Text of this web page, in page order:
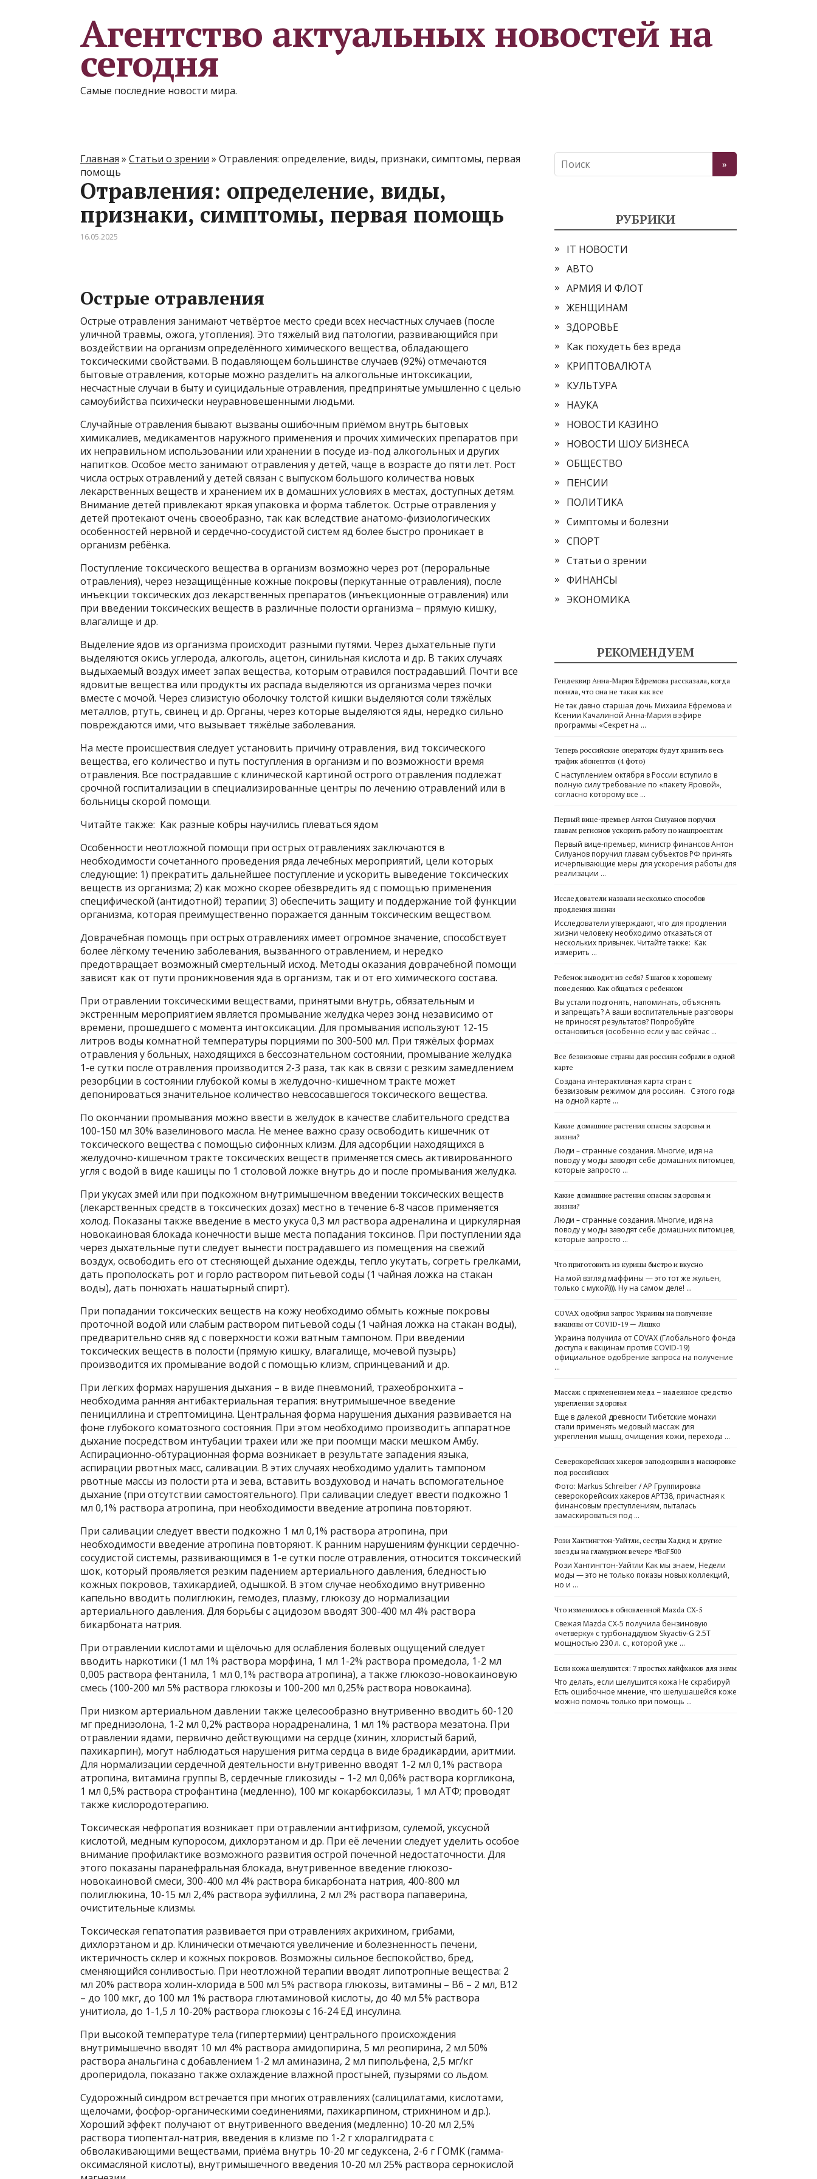
Агентство актуальных новостей на
сегодня
Самые последние новости мира.
Главная » Статьи о зрении » Отравления: определение, виды, признаки, симптомы, первая
помощь
Отравления: определение, виды,
признаки, симптомы, первая помощь
16.05.2025
Острые отравления
Острые отравления занимают четвёртое место среди всех несчастных случаев (после
уличной травмы, ожога, утопления). Это тяжёлый вид патологии, развивающийся при
воздействии на организм определённого химического вещества, обладающего
токсическими свойствами. В подавляющем большинстве случаев (92%) отмечаются
бытовые отравления, которые можно разделить на алкогольные интоксикации,
несчастные случаи в быту и суицидальные отравления, предпринятые умышленно с целью
самоубийства психически неуравновешенными людьми.
Случайные отравления бывают вызваны ошибочным приёмом внутрь бытовых
химикалиев, медикаментов наружного применения и прочих химических препаратов при
их неправильном использовании или хранении в посуде из-под алкогольных и других
напитков. Особое место занимают отравления у детей, чаще в возрасте до пяти лет. Рост
числа острых отравлений у детей связан с выпуском большого количества новых
лекарственных веществ и хранением их в домашних условиях в местах, доступных детям.
Внимание детей привлекают яркая упаковка и форма таблеток. Острые отравления у
детей протекают очень своеобразно, так как вследствие анатомо-физиологических
особенностей нервной и сердечно-сосудистой систем яд более быстро проникает в
организм ребёнка.
Поступление токсического вещества в организм возможно через рот (пероральные
отравления), через незащищённые кожные покровы (перкутанные отравления), после
инъекции токсических доз лекарственных препаратов (инъекционные отравления) или
при введении токсических веществ в различные полости организма – прямую кишку,
влагалище и др.
Выделение ядов из организма происходит разными путями. Через дыхательные пути
выделяются окись углерода, алкоголь, ацетон, синильная кислота и др. В таких случаях
выдыхаемый воздух имеет запах вещества, которым отравился пострадавший. Почти все
ядовитые вещества или продукты их распада выделяются из организма через почки
вместе с мочой. Через слизистую оболочку толстой кишки выделяются соли тяжёлых
металлов, ртуть, свинец и др. Органы, через которые выделяются яды, нередко сильно
повреждаются ими, что вызывает тяжёлые заболевания.
На месте происшествия следует установить причину отравления, вид токсического
вещества, его количество и путь поступления в организм и по возможности время
отравления. Все пострадавшие с клинической картиной острого отравления подлежат
срочной госпитализации в специализированные центры по лечению отравлений или в
больницы скорой помощи.
Читайте также: Как разные кобры научились плеваться ядом
Особенности неотложной помощи при острых отравлениях заключаются в
необходимости сочетанного проведения ряда лечебных мероприятий, цели которых
следующие: 1) прекратить дальнейшее поступление и ускорить выведение токсических
веществ из организма; 2) как можно скорее обезвредить яд с помощью применения
специфической (антидотной) терапии; 3) обеспечить защиту и поддержание той функции
организма, которая преимущественно поражается данным токсическим веществом.
Доврачебная помощь при острых отравлениях имеет огромное значение, способствует
более лёгкому течению заболевания, вызванного отравлением, и нередко
предотвращает возможный смертельный исход. Методы оказания доврачебной помощи
зависят как от пути проникновения яда в организм, так и от его химического состава.
При отравлении токсическими веществами, принятыми внутрь, обязательным и
экстренным мероприятием является промывание желудка через зонд независимо от
времени, прошедшего с момента интоксикации. Для промывания используют 12-15
литров воды комнатной температуры порциями по 300-500 мл. При тяжёлых формах
отравления у больных, находящихся в бессознательном состоянии, промывание желудка
1-е сутки после отравления производится 2-3 раза, так как в связи с резким замедлением
резорбции в состоянии глубокой комы в желудочно-кишечном тракте может
депонироваться значительное количество невсосавшегося токсического вещества.
По окончании промывания можно ввести в желудок в качестве слабительного средства
100-150 мл 30% вазелинового масла. Не менее важно сразу освободить кишечник от
токсического вещества с помощью сифонных клизм. Для адсорбции находящихся в
желудочно-кишечном тракте токсических веществ применяется смесь активированного
угля с водой в виде кашицы по 1 столовой ложке внутрь до и после промывания желудка.
При укусах змей или при подкожном внутримышечном введении токсических веществ
(лекарственных средств в токсических дозах) местно в течение 6-8 часов применяется
холод. Показаны также введение в место укуса 0,3 мл раствора адреналина и циркулярная
новокаиновая блокада конечности выше места попадания токсинов. При поступлении яда
через дыхательные пути следует вынести пострадавшего из помещения на свежий
воздух, освободить его от стесняющей дыхание одежды, тепло укутать, согреть грелками,
дать прополоскать рот и горло раствором питьевой соды (1 чайная ложка на стакан
воды), дать понюхать нашатырный спирт).
При попадании токсических веществ на кожу необходимо обмыть кожные покровы
проточной водой или слабым раствором питьевой соды (1 чайная ложка на стакан воды),
предварительно сняв яд с поверхности кожи ватным тампоном. При введении
токсических веществ в полости (прямую кишку, влагалище, мочевой пузырь)
производится их промывание водой с помощью клизм, спринцеваний и др.
При лёгких формах нарушения дыхания – в виде пневмоний, трахеобронхита –
необходима ранняя антибактериальная терапия: внутримышечное введение
пенициллина и стрептомицина. Центральная форма нарушения дыхания развивается на
фоне глубокого коматозного состояния. При этом необходимо производить аппаратное
дыхание посредством интубации трахеи или же при поомщи маски мешком Амбу.
Аспирационно-обтурационная форма возникает в результате западения языка,
аспирации рвотных масс, саливации. В этих случаях необходимо удалить тампоном
рвотные массы из полости рта и зева, вставить воздуховод и начать вспомогательное
дыхание (при отсутствии самостоятельного). При саливации следует ввести подкожно 1
мл 0,1% раствора атропина, при необходимости введение атропина повторяют.
При саливации следует ввести подкожно 1 мл 0,1% раствора атропина, при
необходимости введение атропина повторяют. К ранним нарушениям функции сердечно-
сосудистой системы, развивающимся в 1-е сутки после отравления, относится токсический
шок, который проявляется резким падением артериального давления, бледностью
кожных покровов, тахикардией, одышкой. В этом случае необходимо внутривенно
капельно вводить полиглюкин, гемодез, плазму, глюкозу до нормализации
артериального давления. Для борьбы с ацидозом вводят 300-400 мл 4% раствора
бикарбоната натрия.
При отравлении кислотами и щёлочью для ослабления болевых ощущений следует
вводить наркотики (1 мл 1% раствора морфина, 1 мл 1-2% раствора промедола, 1-2 мл
0,005 раствора фентанила, 1 мл 0,1% раствора атропина), а также глюкозо-новокаиновую
смесь (100-200 мл 5% раствора глюкозы и 100-200 мл 0,25% раствора новокаина).
При низком артериальном давлении также целесообразно внутривенно вводить 60-120
мг преднизолона, 1-2 мл 0,2% раствора норадреналина, 1 мл 1% раствора мезатона. При
отравлении ядами, первично действующими на сердце (хинин, хлористый барий,
пахикарпин), могут наблюдаться нарушения ритма сердца в виде брадикардии, аритмии.
Для нормализации сердечной деятельности внутривенно вводят 1-2 мл 0,1% раствора
атропина, витамина группы B, сердечные гликозиды – 1-2 мл 0,06% раствора коргликона,
1 мл 0,5% раствора строфантина (медленно), 100 мг кокарбоксилазы, 1 мл АТФ; проводят
также кислородотерапию.
Токсическая нефропатия возникает при отравлении антифризом, сулемой, уксусной
кислотой, медным купоросом, дихлорэтаном и др. При её лечении следует уделить особое
внимание профилактике возможного развития острой почечной недостаточности. Для
этого показаны паранефральная блокада, внутривенное введение глюкозо-
новокаиновой смеси, 300-400 мл 4% раствора бикарбоната натрия, 400-800 мл
полиглюкина, 10-15 мл 2,4% раствора эуфиллина, 2 мл 2% раствора папаверина,
очистительные клизмы.
Токсическая гепатопатия развивается при отравлениях акрихином, грибами,
дихлорэтаном и др. Клинически отмечаются увеличение и болезненность печени,
иктеричность склер и кожных покровов. Возможны сильное беспокойство, бред,
сменяющийся сонливостью. При неотложной терапии вводят липотропные вещества: 2
мл 20% раствора холин-хлорида в 500 мл 5% раствора глюкозы, витамины – В6 – 2 мл, В12
– до 100 мкг, до 100 мл 1% раствора глютаминовой кислоты, до 40 мл 5% раствора
унитиола, до 1-1,5 л 10-20% раствора глюкозы с 16-24 ЕД инсулина.
При высокой температуре тела (гипертермии) центрального происхождения
внутримышечно вводят 10 мл 4% раствора амидопирина, 5 мл реопирина, 2 мл 50%
раствора анальгина с добавлением 1-2 мл аминазина, 2 мл пипольфена, 2,5 мг/кг
дроперидола, показано также охлаждение влажной простыней, пузырями со льдом.
Судорожный синдром встречается при многих отравлениях (салицилатами, кислотами,
щелочами, фосфор-органическими соединениями, пахикарпином, стрихнином и др.).
Хороший эффект получают от внутривенного введения (медленно) 10-20 мл 2,5%
раствора тиопентал-натрия, введения в клизме по 1-2 г хлоралгидрата с
обволакивающими веществами, приёма внутрь 10-20 мг седуксена, 2-6 г ГОМК (гамма-
оксимасляной кислоты), внутримышечного введения 10-20 мл 25% раствора сернокислой
РУБРИКИ
IT НОВОСТИ
АВТО
АРМИЯ И ФЛОТ
ЖЕНЩИНАМ
ЗДОРОВЬЕ
Как похудеть без вреда
КРИПТОВАЛЮТА
КУЛЬТУРА
НАУКА
НОВОСТИ КАЗИНО
НОВОСТИ ШОУ БИЗНЕСА
ОБЩЕСТВО
ПЕНСИИ
ПОЛИТИКА
Симптомы и болезни
СПОРТ
Статьи о зрении
ФИНАНСЫ
ЭКОНОМИКА
РЕКОМЕНДУЕМ
Гендеквир Анна-Мария Ефремова рассказала, когда
поняла, что она не такая как все
Не так давно старшая дочь Михаила Ефремова и
Ксении Качалиной Анна-Мария в эфире
программы «Секрет на …
Теперь российские операторы будут хранить весь
трафик абонентов (4 фото)
С наступлением октября в России вступило в
полную силу требование по «пакету Яровой»,
согласно которому все …
Первый вице-премьер Антон Силуанов поручил
главам регионов ускорить работу по нацпроектам
Первый вице-премьер, министр финансов Антон
Силуанов поручил главам субъектов РФ принять
исчерпывающие меры для ускорения работы для
реализации …
Исследователи назвали несколько способов
продления жизни
Исследователи утверждают, что для продления
жизни человеку необходимо отказаться от
нескольких привычек. Читайте также: Как
измерить …
Ребенок выводит из себя? 5 шагов к хорошему
поведению. Как общаться с ребенком
Вы устали подгонять, напоминать, объяснять
и запрещать? А ваши воспитательные разговоры
не приносят результатов? Попробуйте
остановиться (особенно если у вас сейчас …
Все безвизовые страны для россиян собрали в одной
карте
Создана интерактивная карта стран с
безвизовым режимом для россиян. С этого года
на одной карте …
Какие домашние растения опасны здоровья и
жизни?
Люди – странные создания. Многие, идя на
поводу у моды заводят себе домашних питомцев,
которые запросто …
Какие домашние растения опасны здоровья и
жизни?
Люди – странные создания. Многие, идя на
поводу у моды заводят себе домашних питомцев,
которые запросто …
Что приготовить из курицы быстро и вкусно
На мой взгляд маффины — это тот же жульен,
только с мукой))). Ну на самом деле! …
COVAX одобрил запрос Украины на получение
вакцины от COVID-19 — Ляшко
Украина получила от COVAX (Глобального фонда
доступа к вакцинам против COVID-19)
официальное одобрение запроса на получение
…
Массаж с применением меда – надежное средство
укрепления здоровья
Еще в далекой древности Тибетские монахи
стали применять медовый массаж для
укрепления мышц, очищения кожи, перехода …
Северокорейских хакеров заподозрили в маскировке
под российских
Фото: Markus Schreiber / AP Группировка
северокорейских хакеров APT38, причастная к
финансовым преступлениям, пыталась
замаскироваться под …
Рози Хантингтон-Уайтли, сестры Хадид и другие
звезды на гламурном вечере #BoF500
Рози Хантингтон-Уайтли Как мы знаем, Недели
моды — это не только показы новых коллекций,
но и …
Что изменилось в обновленной Mazda CX-5
Свежая Mazda CX-5 получила бензиновую
«четверку» с турбонаддувом Skyactiv-G 2.5T
мощностью 230 л. с., которой уже …
Если кожа шелушится: 7 простых лайфхаков для зимы
Что делать, если шелушится кожа Не скрабируй
Есть ошибочное мнение, что шелушашейся коже
можно помочь только при помощь …